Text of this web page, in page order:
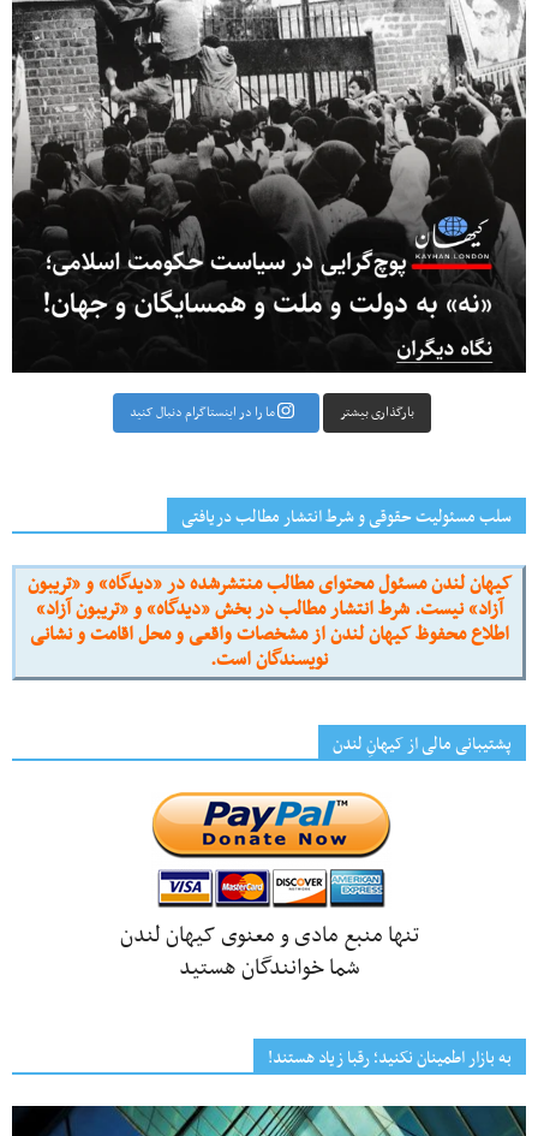
بارگذاری بیشتر ما را در اینستاگرام دنبال کنید
سلب مسئولیت حقوقی و شرط انتشار مطالب دریافتی
کیهان لندن مسئول محتوای مطالب منتشرشده در «دیدگاه» و «تریبون
آزاد» نیست. شرط انتشار مطالب در بخش «دیدگاه» و «تریبون آزاد»
اطلاع محفوظ کیهان لندن از مشخصات واقعی و محل اقامت و نشانی
نویسندگان است.
پشتیبانی مالی از کیهانِ لندن
تنها منبع مادی و معنوی کیهان لندن
شما خوانندگان هستید
به بازار اطمینان نکنید؛ رقبا زیاد هستند!